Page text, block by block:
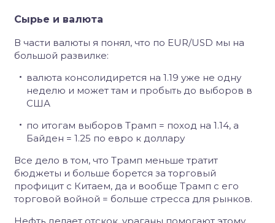
Сырье и валюта
В части валюты я понял, что по EUR/USD мы на
большой развилке:
валюта консолидирется на 1.19 уже не одну
неделю и может там и пробыть до выборов в
США
по итогам выборов Трамп = поход на 1.14, а
Байден = 1.25 по евро к доллару
Все дело в том, что Трамп меньше тратит
бюджеты и больше борется за торговый
профицит с Китаем, да и вообще Трамп с его
торговой войной = больше стресса для рынков.